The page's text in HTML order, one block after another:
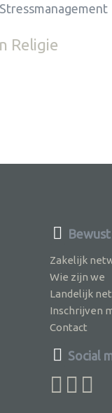
Stressmanagement
Religie
Zakelijk
Wie zijn we
Landelijk
Inschrijven
Contact
Social